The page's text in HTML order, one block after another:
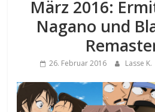
März 2016:
Nagano und
26. Februar 2016 Lasse K.